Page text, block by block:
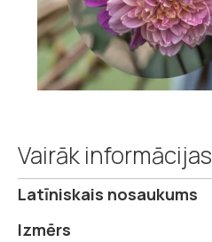
uz
galerijas
sākumu
Vairāk informācijas
Vairāk
Latīniskais nosaukums
Izmērs